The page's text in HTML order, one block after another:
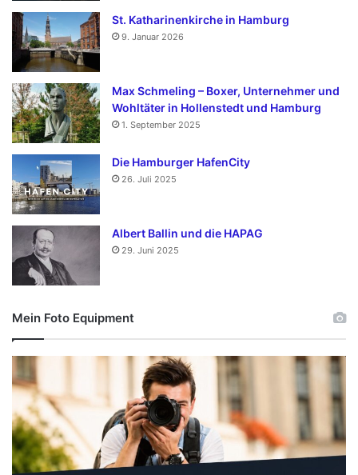
St. Katharinenkirche in Hamburg
9. Januar 2026
Max Schmeling – Boxer, Unternehmer und
Wohltäter in Hollenstedt und Hamburg
1. September 2025
Die Hamburger HafenCity
26. Juli 2025
Albert Ballin und die HAPAG
29. Juni 2025
Mein Foto Equipment